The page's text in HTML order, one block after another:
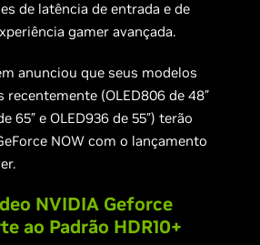
de latência de entrada e de
gamer avançada.
anunciou que seus modelos
recentemente (OLED806 de 48″
65″ e OLED936 de 55″) terão
NOW com o lançamento
NVIDIA Geforce
ao Padrão HDR10+